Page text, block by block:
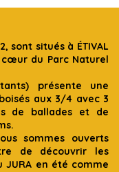
sont situés à ÉTIVAL
cœur du Parc Naturel
présente une
aux 3/4 avec 3
de ballades et de
sommes ouverts
de découvrir les
en été comme